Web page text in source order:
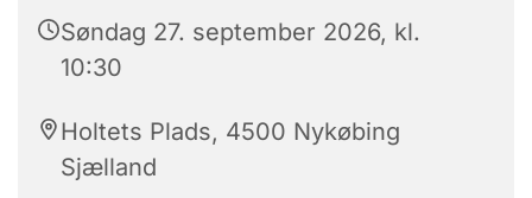
Søndag 27. september 2026, kl.
10:30
Holtets Plads, 4500 Nykøbing
Sjælland